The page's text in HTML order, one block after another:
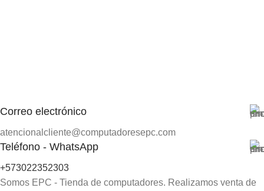
Correo electrónico
atencionalcliente@computadoresepc.com
Teléfono - WhatsApp
+573022352303
Somos EPC - Tienda de computadores. Realizamos venta de